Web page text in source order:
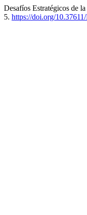
Desafíos Estratégicos de
5. https://doi.org/